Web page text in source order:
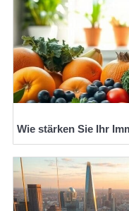
Wie stärken Sie Ihr